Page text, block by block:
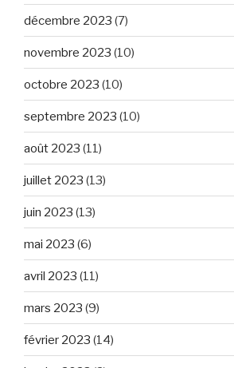
décembre 2023 (7)
novembre 2023 (10)
octobre 2023 (10)
septembre 2023 (10)
août 2023 (11)
juillet 2023 (13)
juin 2023 (13)
mai 2023 (6)
avril 2023 (11)
mars 2023 (9)
février 2023 (14)